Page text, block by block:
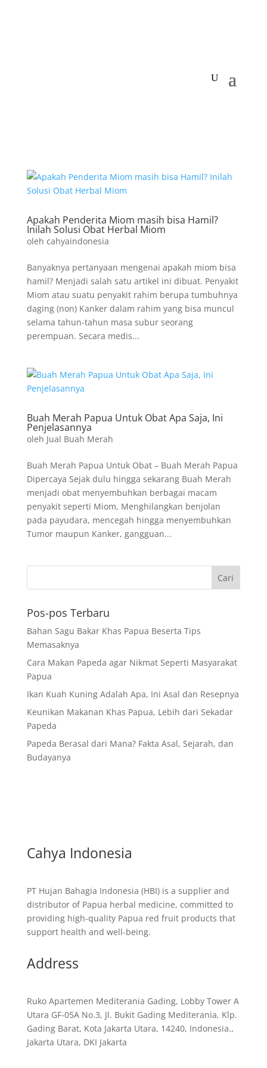
Apakah Penderita Miom masih bisa Hamil?
Inilah Solusi Obat Herbal Miom
oleh cahyaindonesia
Banyaknya pertanyaan mengenai apakah miom bisa
hamil? Menjadi salah satu artikel ini dibuat. Penyakit
Miom atau suatu penyakit rahim berupa tumbuhnya
daging (non) Kanker dalam rahim yang bisa muncul
selama tahun-tahun masa subur seorang
perempuan. Secara medis...
Buah Merah Papua Untuk Obat Apa Saja, Ini
Penjelasannya
oleh Jual Buah Merah
Buah Merah Papua Untuk Obat – Buah Merah Papua
Dipercaya Sejak dulu hingga sekarang Buah Merah
menjadi obat menyembuhkan berbagai macam
penyakit seperti Miom, Menghilangkan benjolan
pada payudara, mencegah hingga menyembuhkan
Tumor maupun Kanker, gangguan...
Pos-pos Terbaru
Bahan Sagu Bakar Khas Papua Beserta Tips
Memasaknya
Cara Makan Papeda agar Nikmat Seperti Masyarakat
Papua
Ikan Kuah Kuning Adalah Apa, Ini Asal dan Resepnya
Keunikan Makanan Khas Papua, Lebih dari Sekadar
Papeda
Papeda Berasal dari Mana? Fakta Asal, Sejarah, dan
Budayanya
Cahya Indonesia
PT Hujan Bahagia Indonesia (HBI) is a supplier and
distributor of Papua herbal medicine, committed to
providing high-quality Papua red fruit products that
support health and well-being.
Address
Ruko Apartemen Mediterania Gading, Lobby Tower A
Utara GF-05A No.3, Jl. Bukit Gading Mediterania, Klp.
Gading Barat, Kota Jakarta Utara, 14240, Indonesia.,
Jakarta Utara, DKI Jakarta